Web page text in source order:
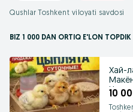
Qushlar Toshkent viloyati savdosi
BIZ 1 000 DAN ORTIQ E'LON TOPDIK
Хай-
10